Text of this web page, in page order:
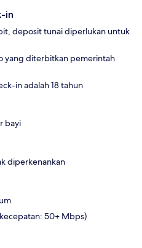
in
deposit tunai diperlukan untuk
yang diterbitkan pemerintah
in adalah 18 tahun
bayi
diperkenankan
50+ Mbps)